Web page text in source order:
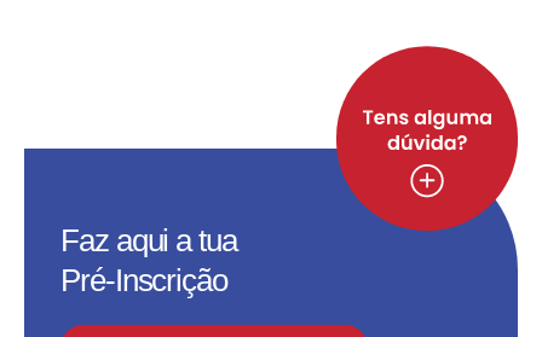
Faz aqui a tua
Pré-Inscrição